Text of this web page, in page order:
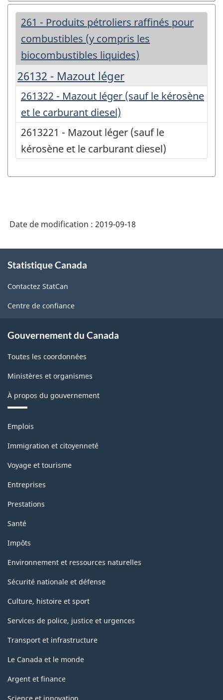
261 - Produits pétroliers raffinés pour
combustibles (y compris les
biocombustibles liquides)
26132 - Mazout léger
261322 - Mazout léger (sauf le kérosène
et le carburant diesel)
2613221 - Mazout léger (sauf le
kérosène et le carburant diesel)
Date de modification : 2019-09-18
propos
ce
site
Statistique Canada
Contactez StatCan
Centre de confiance
Gouvernement du Canada
Toutes les coordonnées
Ministères et organismes
À propos du gouvernement
Thèmes
sujets
Emplois
Immigration et citoyenneté
Voyage et tourisme
Entreprises
Prestations
Santé
Impôts
Environnement et ressources naturelles
Sécurité nationale et défense
Culture, histoire et sport
Services de police, justice et urgences
Transport et infrastructure
Le Canada et le monde
Argent et finance